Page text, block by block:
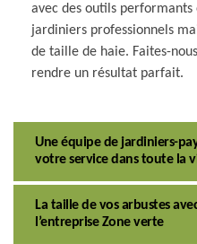
avec des outils
jardiniers professionnels
de taille de haie. Faites-
rendre un résultat parfait.
Une équipe de jardiniers-
votre service dans toute la
La taille de vos arbustes
l’entreprise Zone verte